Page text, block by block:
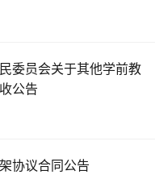
委员会关于其他学前教
公告
协议合同公告